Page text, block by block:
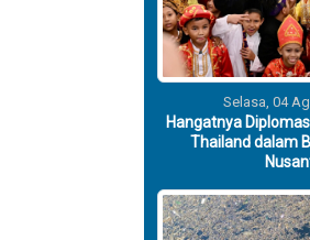
Selasa, 04
Hangatnya
Thailand dalam